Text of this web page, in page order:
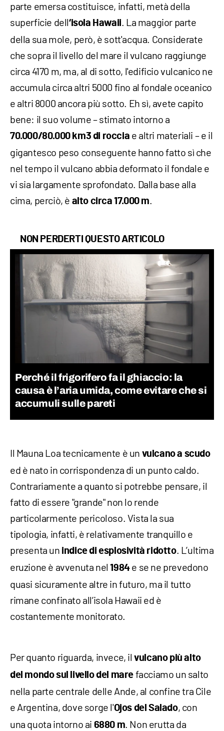
parte emersa costituisce, infatti, metà della
superficie dell‘isola Hawaii. La maggior parte
della sua mole, però, è sott'acqua. Considerate
che sopra il livello del mare il vulcano raggiunge
circa 4170 m, ma, al di sotto, l'edificio vulcanico ne
accumula circa altri 5000 fino al fondale oceanico
e altri 8000 ancora più sotto. Eh sì, avete capito
bene: il suo volume – stimato intorno a
70.000/80.000 km3 di roccia e altri materiali – e il
gigantesco peso conseguente hanno fatto sì che
nel tempo il vulcano abbia deformato il fondale e
vi sia largamente sprofondato. Dalla base alla
cima, perciò, è alto circa 17.000 m.
NON PERDERTI QUESTO ARTICOLO
Perché il frigorifero fa il ghiaccio: la
causa è l’aria umida, come evitare che si
accumuli sulle pareti
Il Mauna Loa tecnicamente è un vulcano a scudo
ed è nato in corrispondenza di un punto caldo.
Contrariamente a quanto si potrebbe pensare, il
fatto di essere "grande" non lo rende
particolarmente pericoloso. Vista la sua
tipologia, infatti, è relativamente tranquillo e
presenta un indice di esplosività ridotto. L’ultima
eruzione è avvenuta nel1984e se ne prevedono
quasi sicuramente altre in futuro, ma il tutto
rimane confinato all’isola Hawaii ed è
costantemente monitorato.
Per quanto riguarda, invece, ilvulcano più alto
del mondo sul livello del mare facciamo un salto
nella parte centrale delle Ande, al confine tra Cile
e Argentina, dove sorge l'Ojos del Salado, con
una quota intorno ai 6880 m. Non erutta da